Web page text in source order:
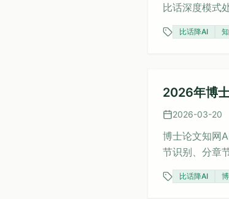
比话深度模式
比话降AI
2026年博
2026-03-20
博士论文知网
节识别、分章
比话降AI